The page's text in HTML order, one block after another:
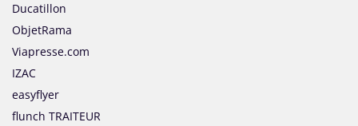
Ducatillon
ObjetRama
Viapresse.com
IZAC
easyflyer
flunch TRAITEUR